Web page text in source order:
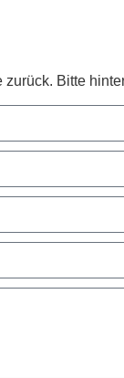
Bitte